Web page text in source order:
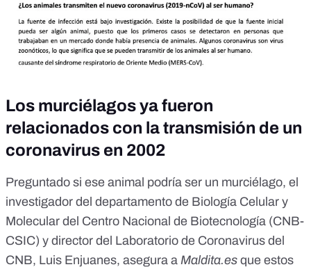
Los murciélagos ya fueron
relacionados con la transmisión de un
coronavirus en 2002
Preguntado si ese animal podría ser un murciélago, el
investigador del departamento de Biología Celular y
Molecular del Centro Nacional de Biotecnología (CNB-
CSIC) y director del Laboratorio de Coronavirus del
CNB, Luis Enjuanes, asegura a Maldita.es que estos